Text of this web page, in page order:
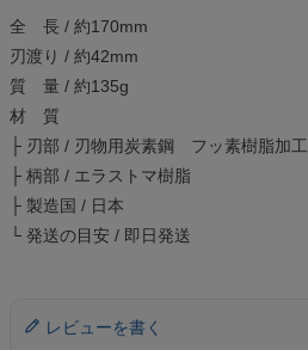
全 長 / 約170mm
刃渡り / 約42mm
質 量 / 約135g
材 質
├ 刃部 / 刃物用炭素鋼 フッ素樹脂加工
├ 柄部 / エラストマ樹脂
├ 製造国 / 日本
└ 発送の目安 / 即日発送
レビューを書く